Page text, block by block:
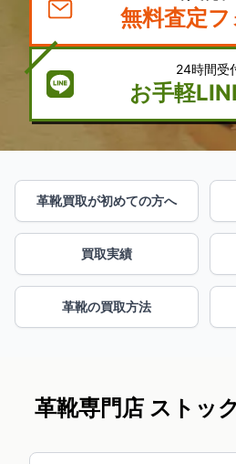
無料査定
24時間受
お手軽
革靴買取が初めての方へ
買取実績
革靴の買取方法
革靴専門店 ストッ